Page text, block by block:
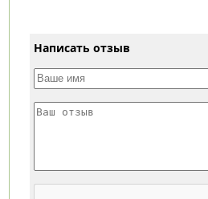
Написать отзыв